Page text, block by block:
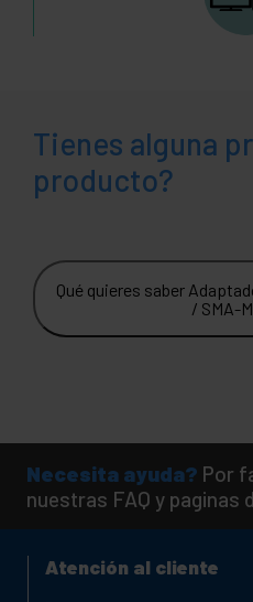
Tienes alguna
producto?
Qué quieres saber
/ SMA-
Necesita ayuda? Por
nuestras FAQ y paginas
Atención al cliente